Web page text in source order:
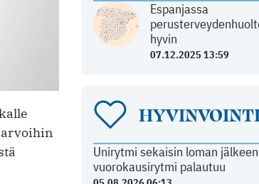
Espanjassa
hyvin
07.12.2025 13:59
Unirytmi sekaisin loman
vuorokausirytmi palautuu
arvoihin